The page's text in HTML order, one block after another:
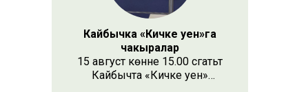
Кайбычка «Кичке уен»га
чакыралар
15 август көнне 15.00 сәгатьтә
Кайбычта «Кичке уен»